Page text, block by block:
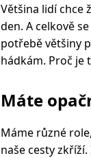
Většina lidí chce
den. A celkově
potřebě většiny
hádkám. Proč je
Máte
Máme různé
naše cesty